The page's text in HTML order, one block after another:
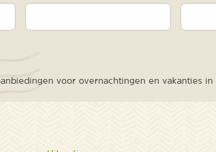
voor overnachtingen en vakanties in